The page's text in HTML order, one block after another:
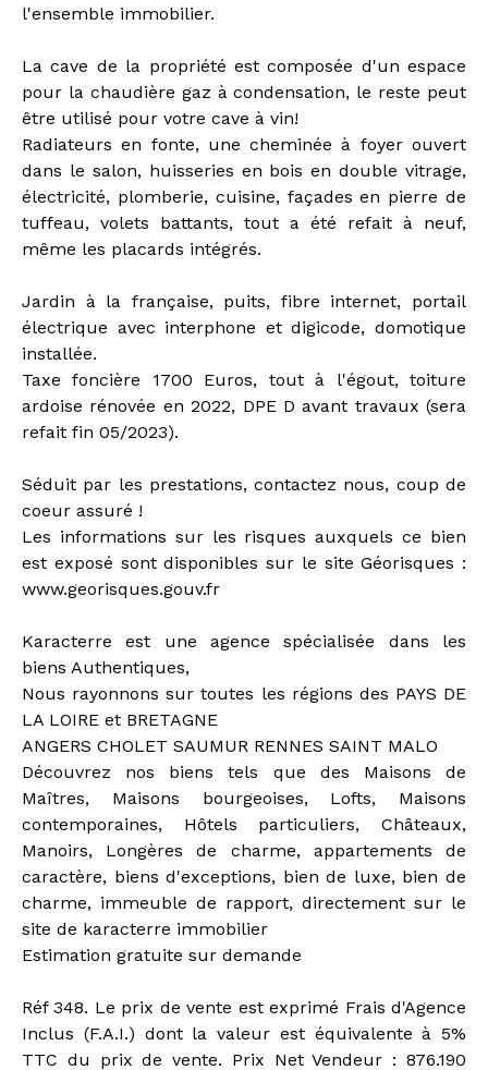
l'ensemble immobilier.
La cave de la propriété est composée d'un espace
pour la chaudière gaz à condensation, le reste peut
être utilisé pour votre cave à vin!
Radiateurs en fonte, une cheminée à foyer ouvert
dans le salon, huisseries en bois en double vitrage,
électricité, plomberie, cuisine, façades en pierre de
tuffeau, volets battants, tout a été refait à neuf,
même les placards intégrés.
Jardin à la française, puits, fibre internet, portail
électrique avec interphone et digicode, domotique
installée.
Taxe foncière 1700 Euros, tout à l'égout, toiture
ardoise rénovée en 2022, DPE D avant travaux (sera
refait fin 05/2023).
Séduit par les prestations, contactez nous, coup de
coeur assuré !
Les informations sur les risques auxquels ce bien
est exposé sont disponibles sur le site Géorisques :
www.georisques.gouv.fr
Karacterre est une agence spécialisée dans les
biens Authentiques,
Nous rayonnons sur toutes les régions des PAYS DE
LA LOIRE et BRETAGNE
ANGERS CHOLET SAUMUR RENNES SAINT MALO
Découvrez nos biens tels que des Maisons de
Maîtres, Maisons bourgeoises, Lofts, Maisons
contemporaines, Hôtels particuliers, Châteaux,
Manoirs, Longères de charme, appartements de
caractère, biens d'exceptions, bien de luxe, bien de
charme, immeuble de rapport, directement sur le
site de karacterre immobilier
Estimation gratuite sur demande
Réf 348. Le prix de vente est exprimé Frais d'Agence
Inclus (F.A.I.) dont la valeur est équivalente à 5%
TTC du prix de vente. Prix Net Vendeur : 876.190